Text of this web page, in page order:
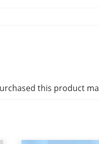
this product